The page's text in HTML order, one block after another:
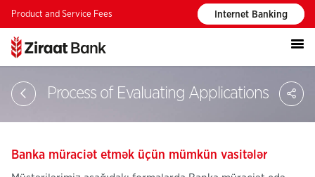
Product and Service Fees Internet Banking
Process of Evaluating Applications
Banka müraciət etmək üçün mümkün vasitələr